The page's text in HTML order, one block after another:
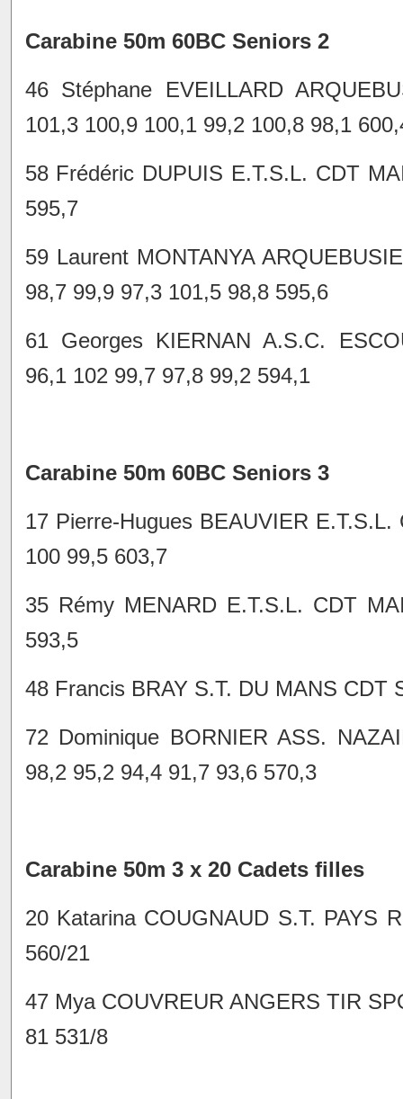
Carabine 50m 60BC Seniors 2
46 Stéphane EVEILLARD
101,3 100,9 100,1 99,2 100,8 98,1
58 Frédéric DUPUIS E.T.S.L. CDT
595,7
59 Laurent MONTANYA
98,7 99,9 97,3 101,5 98,8 595,6
61 Georges KIERNAN A.S.C.
96,1 102 99,7 97,8 99,2 594,1
Carabine 50m 60BC Seniors 3
17 Pierre-Hugues BEAUVIER
100 99,5 603,7
35 Rémy MENARD E.T.S.L. CDT
593,5
48 Francis BRAY S.T. DU MANS CDT
72 Dominique BORNIER ASS.
98,2 95,2 94,4 91,7 93,6 570,3
Carabine 50m 3 x 20 Cadets filles
20 Katarina COUGNAUD S.T. PAYS
560/21
47 Mya COUVREUR ANGERS TIR
81 531/8